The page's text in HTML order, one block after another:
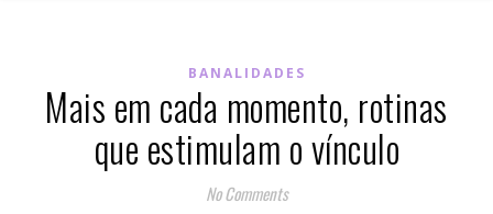
BANALIDADES
Mais em cada momento, rotinas
que estimulam o vínculo
No Comments